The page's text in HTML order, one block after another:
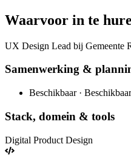
Waarvoor in te
UX Design Lead bij Gemeente
Samenwerking &
Beschikbaar ·
Stack, domein & tools
Digital Product Design